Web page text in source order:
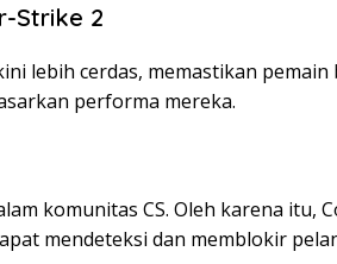
Strike 2
lebih cerdas, memastikan pemain
performa mereka.
komunitas CS. Oleh karena itu,
mendeteksi dan memblokir